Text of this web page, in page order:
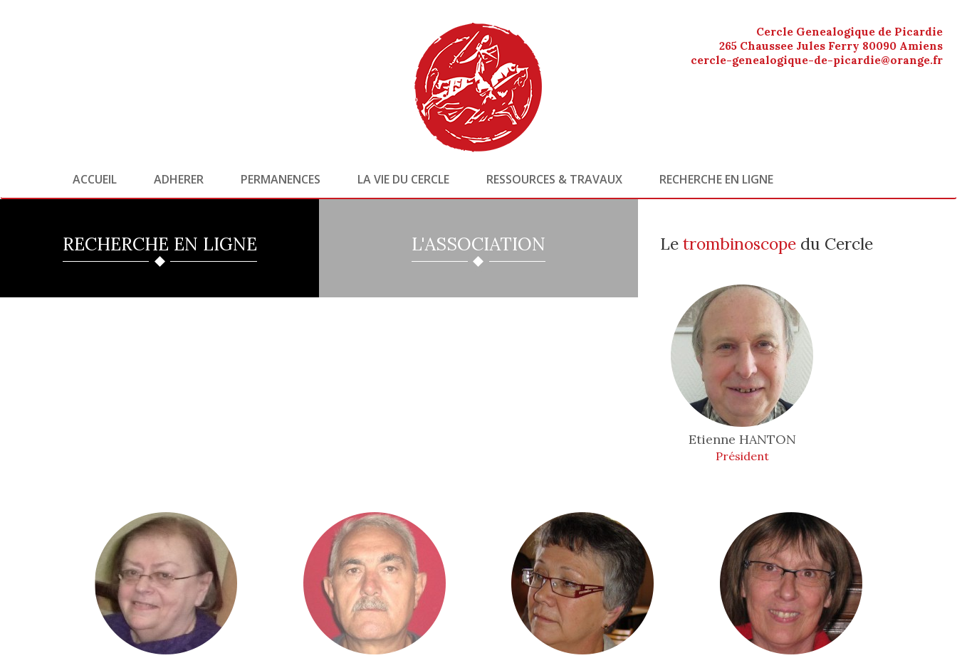
Cercle Genealogique de Picardie
265 Chaussee Jules Ferry 80090 Amiens
cercle-genealogique-de-picardie@orange.fr
ACCUEIL ADHERER PERMANENCES LA VIE DU CERCLE RESSOURCES & TRAVAUX RECHERCHE EN LIGNE
RECHERCHE EN LIGNE L'ASSOCIATION Le trombinoscope du Cercle
Etienne HANTON
Président